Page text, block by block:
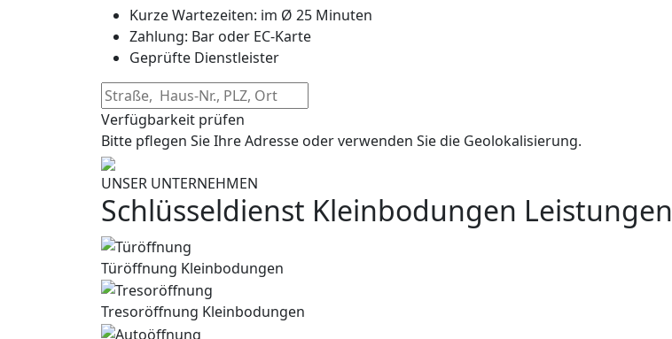
Kurze Wartezeiten: im Ø 25 Minuten
Zahlung: Bar oder EC-Karte
Geprüfte Dienstleister
Verfügbarkeit prüfen
Bitte pflegen Sie Ihre Adresse oder verwenden Sie die Geolokalisierung.
UNSER UNTERNEHMEN
Schlüsseldienst Kleinbodungen Leistungen
Türöffnung Kleinbodungen
Tresoröffnung Kleinbodungen